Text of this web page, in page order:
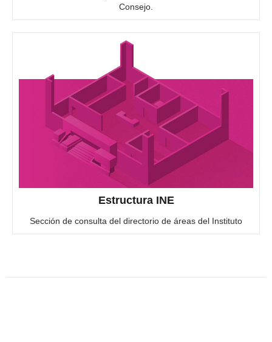
Consejo.
Estructura INE
Sección de consulta del directorio de áreas del Instituto